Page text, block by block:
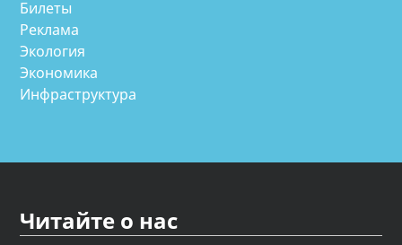
Билеты
Реклама
Экология
Экономика
Инфраструктура
Читайте о нас